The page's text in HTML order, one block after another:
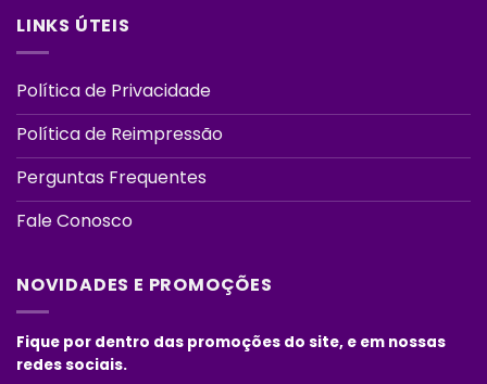
LINKS ÚTEIS
Política de Privacidade
Política de Reimpressão
Perguntas Frequentes
Fale Conosco
NOVIDADES E PROMOÇÕES
Fique por dentro das promoções do site, e em nossas
redes sociais.